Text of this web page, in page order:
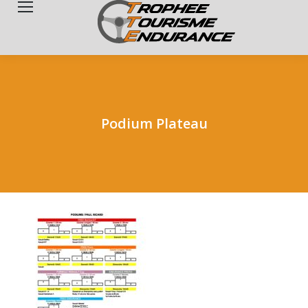
Podium Plateau